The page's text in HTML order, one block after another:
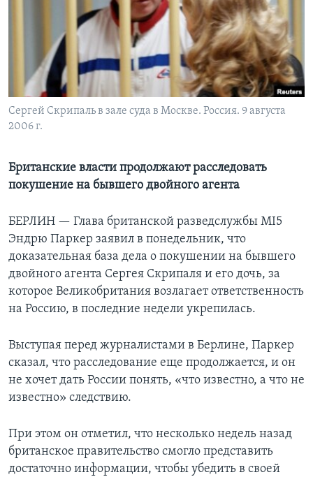
Learning English
СОЦИАЛЬНЫЕ СЕТИ
Языки
Сергей Скрипаль в зале суда в Москве. Россия. 9 августа
2006 г.
Британские власти продолжают расследовать
покушение на бывшего двойного агента
БЕРЛИН — Глава британской разведслужбы MI5
Эндрю Паркер заявил в понедельник, что
доказательная база дела о покушении на бывшего
двойного агента Сергея Скрипаля и его дочь, за
которое Великобритания возлагает ответственность
на Россию, в последние недели укрепилась.
Выступая перед журналистами в Берлине, Паркер
сказал, что расследование еще продолжается, и он
не хочет дать России понять, «что известно, а что не
известно» следствию.
При этом он отметил, что несколько недель назад
британское правительство смогло представить
достаточно информации, чтобы убедить в своей